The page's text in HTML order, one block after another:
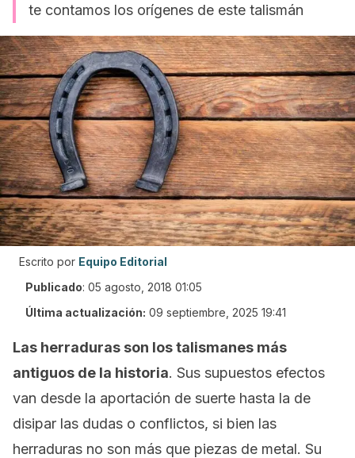
te contamos los orígenes de este talismán
Escrito por Equipo Editorial
Publicado: 05 agosto, 2018 01:05
Última actualización: 09 septiembre, 2025 19:41
Las herraduras son los talismanes más
antiguos de la historia. Sus supuestos efectos
van desde la aportación de suerte hasta la de
disipar las dudas o conflictos, si bien las
herraduras no son más que piezas de metal. Su